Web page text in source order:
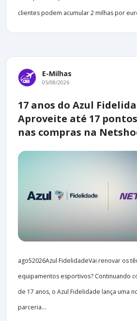
clientes podem acumular 2 milhas por
E-Milhas
05/08/2026
17 anos do Azul
Aproveite até 17
nas compras na
ago52026Azul FidelidadeVai renovar os
equipamentos esportivos? Continuando
de 17 anos, o Azul Fidelidade lança uma
parceria...